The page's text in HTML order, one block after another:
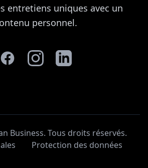
entretiens uniques avec un
personnel.
Business. Tous droits réservés.
Protection des données